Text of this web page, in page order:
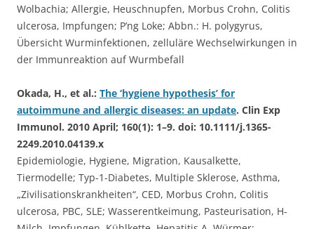
Wolbachia; Allergie, Heuschnupfen, Morbus Crohn, Colitis
ulcerosa, Impfungen; P’ng Loke; Abbn.: H. polygyrus,
Übersicht Wurminfektionen, zelluläre Wechselwirkungen in
der Immunreaktion auf Wurmbefall
Okada, H., et al.: The ‘hygiene hypothesis’ for
autoimmune and allergic diseases: an update. Clin Exp
Immunol. 2010 April; 160(1): 1–9. doi: 10.1111/j.1365-
2249.2010.04139.x
Epidemiologie, Hygiene, Migration, Kausalkette,
Tiermodelle; Typ-1-Diabetes, Multiple Sklerose, Asthma,
„Zivilisationskrankheiten“, CED, Morbus Crohn, Colitis
ulcerosa, PBC, SLE; Wasserentkeimung, Pasteurisation, H-